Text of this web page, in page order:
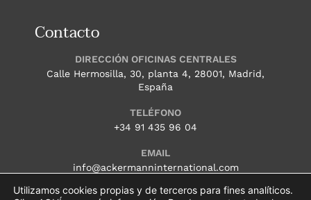
Contacto
DIRECCIÓN OFICINAS CENTRALES
Calle Hermosilla, 30, planta 4, 28001, Madrid,
España
TELÉFONO
+34 91 435 96 04
EMAIL
info@ackermanninternational.com
HORARIO
Utilizamos cookies propias y de terceros para fines analíticos.